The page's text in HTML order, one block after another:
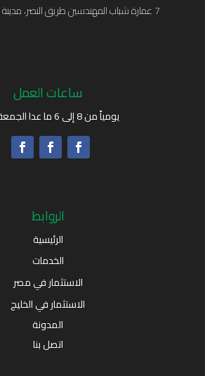
7 عمارة شباب المهندسين طريق النصر، مدينة نصر-القاهرة، مصر
ساعات العمل
يومياً من 8 إلى 6 ما عدا الجمعة إجازة
الروابط
الرئيسية
الخدمات
الاستثمار في مصر
الاستثمار في الخليج
المدونة
اتصل بنا